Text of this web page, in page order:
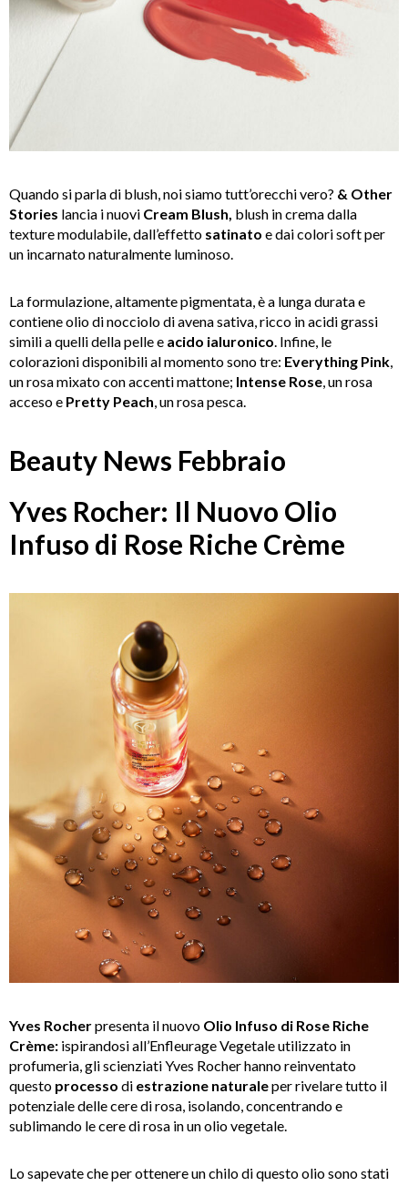
Quando si parla di blush, noi siamo tutt’orecchi vero? & Other
Stories lancia i nuovi Cream Blush, blush in crema dalla
texture modulabile, dall’effetto satinato e dai colori soft per
un incarnato naturalmente luminoso.
La formulazione, altamente pigmentata, è a lunga durata e
contiene olio di nocciolo di avena sativa, ricco in acidi grassi
simili a quelli della pelle e acido ialuronico. Infine, le
colorazioni disponibili al momento sono tre: Everything Pink,
un rosa mixato con accenti mattone; Intense Rose, un rosa
acceso e Pretty Peach, un rosa pesca.
Beauty News Febbraio
Yves Rocher: Il Nuovo Olio
Infuso di Rose Riche Crème
Yves Rocherpresenta il nuovo Olio Infuso di Rose Riche
Crème: ispirandosi all’Enfleurage Vegetale utilizzato in
profumeria, gli scienziati Yves Rocher hanno reinventato
questo processo di estrazione naturaleper rivelare tutto il
potenziale delle cere di rosa, isolando, concentrando e
sublimando le cere di rosa in un olio vegetale.
Lo sapevate che per ottenere un chilo di questo olio sono stati